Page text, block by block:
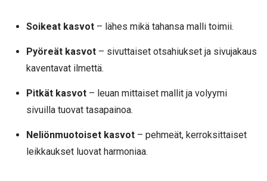
Soikeat kasvot– lähes mikä tahansa malli toimii.
Pyöreät kasvot– sivuttaiset otsahiukset ja sivujakaus
kaventavat ilmettä.
Pitkät kasvot– leuan mittaiset mallit ja volyymi
sivuilla tuovat tasapainoa.
Neliönmuotoiset kasvot– pehmeät, kerroksittaiset
leikkaukset luovat harmoniaa.